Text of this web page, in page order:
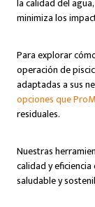
la calidad del
minimiza los
Para explorar
operación de
adaptadas a sus
opciones que
residuales.
Nuestras
calidad y
saludable y